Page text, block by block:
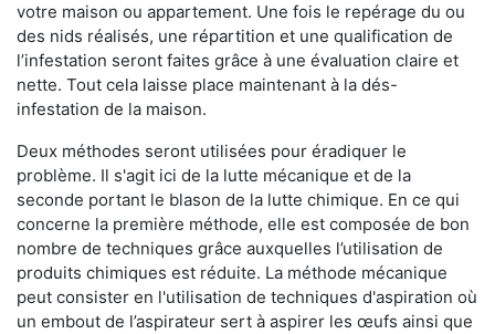
votre maison ou appartement. Une fois le repérage du ou
des nids réalisés, une répartition et une qualification de
l’infestation seront faites grâce à une évaluation claire et
nette. Tout cela laisse place maintenant à la dés-
infestation de la maison.
Deux méthodes seront utilisées pour éradiquer le
problème. Il s'agit ici de la lutte mécanique et de la
seconde portant le blason de la lutte chimique. En ce qui
concerne la première méthode, elle est composée de bon
nombre de techniques grâce auxquelles l’utilisation de
produits chimiques est réduite. La méthode mécanique
peut consister en l'utilisation de techniques d'aspiration où
un embout de l’aspirateur sert à aspirer les œufs ainsi que